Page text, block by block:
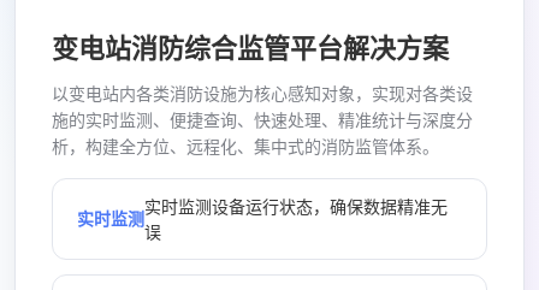
变电站消防综合监管平台解决方案
以变电站内各类消防设施为核心感知对象，实现对各类设
施的实时监测、便捷查询、快速处理、精准统计与深度分
析，构建全方位、远程化、集中式的消防监管体系。
实时监测
实时监测设备运行状态，确保数据精准无
误